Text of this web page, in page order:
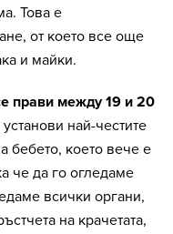
Това е
от което все още
и майки.
прави между 19 и 20
най-честите
бебето, което вече е
че да го огледаме
всички органи,
на крачетата,